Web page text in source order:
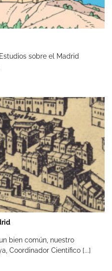
sobre el Madrid
bien común, nuestro
Coordinador Científico [...]